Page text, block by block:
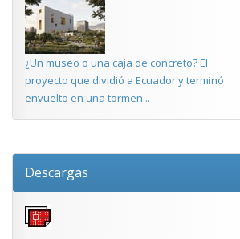
¿Un museo o una caja de concreto? El
proyecto que dividió a Ecuador y terminó
envuelto en una tormen...
Descargas